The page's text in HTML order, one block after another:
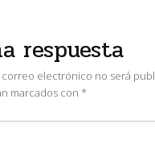
respuesta
electrónico no será
marcados con *